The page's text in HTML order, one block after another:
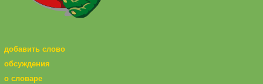
добавить слово
обсуждения
о словаре